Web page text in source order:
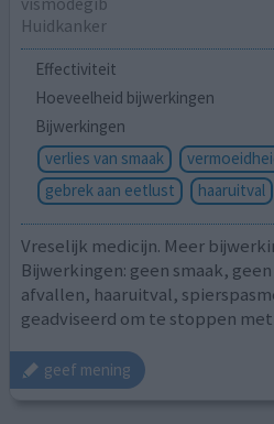
Huidkanker
Effectiviteit
Hoeveelheid bijwerkingen
Bijwerkingen
verlies van smaak
gebrek aan eetlust
haaruitval
Vreselijk medicijn. Meer
Bijwerkingen: geen smaak,
afvallen, haaruitval,
geadviseerd om te stoppen
geef mening